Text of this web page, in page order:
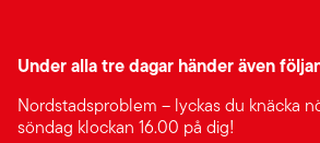
Under alla tre dagar händer även
Nordstadsproblem – lyckas du knäcka
söndag klockan 16.00 på dig!